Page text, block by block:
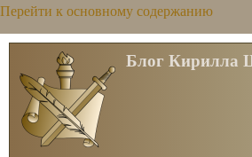
Перейти к основному содержанию
Блог Кирилла